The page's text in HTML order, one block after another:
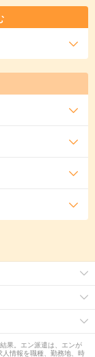
果。エン派遣は、エンが
情報を職種、勤務地、時